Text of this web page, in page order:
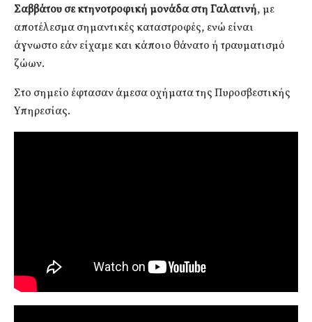
Σαββάτου σε κτηνοτροφική μονάδα στη Γαλατινή, με
αποτέλεσμα σημαντικές καταστροφές, ενώ είναι
άγνωστο εάν είχαμε και κάποιο θάνατο ή τραυματισμό
ζώων.
Στο σημείο έφτασαν άμεσα οχήματα της Πυροσβεστικής
Υπηρεσίας.